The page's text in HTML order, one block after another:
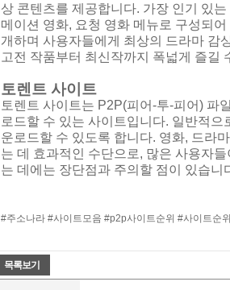
상 콘텐츠를 제공합니다. 가장 인기 있
메이션 영화, 요청 영화 메뉴로 구성되
개하며 사용자들에게 최상의 드라마 감
고전 작품부터 최신작까지 폭넓게 즐길
토렌트 사이트
토렌트 사이트는 P2P(피어-투-피어) 파
로드할 수 있는 사이트입니다. 일반적
운로드할 수 있도록 합니다. 영화, 드라
는 데 효과적인 수단으로, 많은 사용자
는 데에는 장단점과 주의할 점이 있습니
#주소나라 #사이트모음 #p2p사이트순위 #사이트순